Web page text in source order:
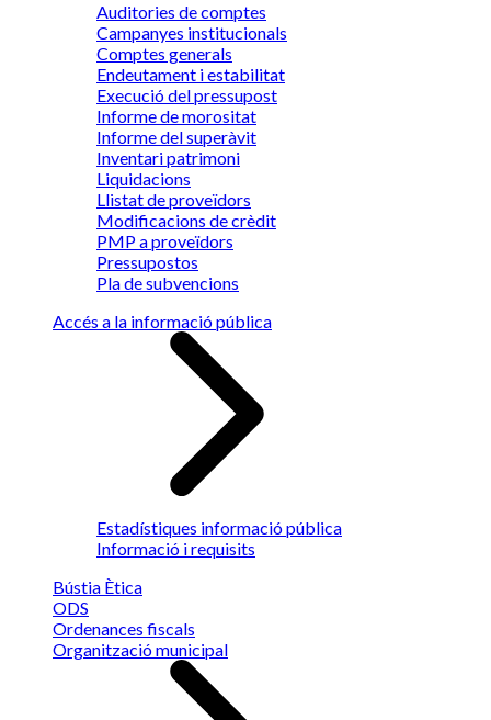
Auditories de comptes
Campanyes institucionals
Comptes generals
Endeutament i estabilitat
Execució del pressupost
Informe de morositat
Informe del superàvit
Inventari patrimoni
Liquidacions
Llistat de proveïdors
Modificacions de crèdit
PMP a proveïdors
Pressupostos
Pla de subvencions
Accés a la informació pública
Estadístiques informació pública
Informació i requisits
Bústia Ètica
ODS
Ordenances fiscals
Organització municipal